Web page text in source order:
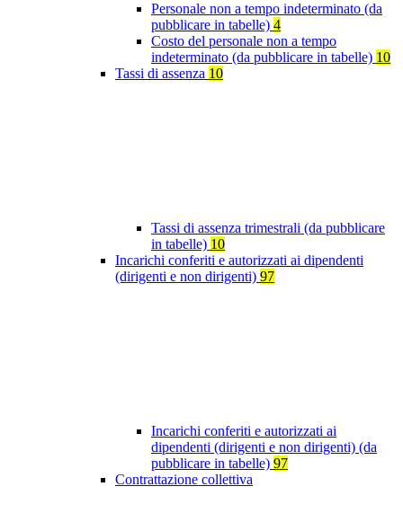
Personale non a tempo indeterminato (da
pubblicare in tabelle) 4
Costo del personale non a tempo
indeterminato (da pubblicare in tabelle) 10
Tassi di assenza 10
Tassi di assenza trimestrali (da pubblicare
in tabelle) 10
Incarichi conferiti e autorizzati ai dipendenti
(dirigenti e non dirigenti) 97
Incarichi conferiti e autorizzati ai
dipendenti (dirigenti e non dirigenti) (da
pubblicare in tabelle) 97
Contrattazione collettiva